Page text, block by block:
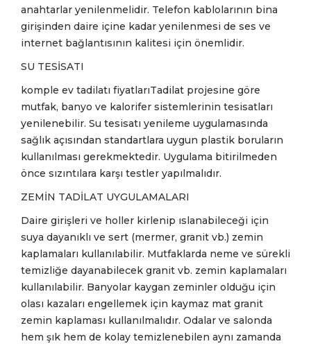
anahtarlar yenilenmelidir. Telefon kablolarının bina
girişinden daire içine kadar yenilenmesi de ses ve
internet bağlantısının kalitesi için önemlidir.
SU TESİSATI
komple ev tadilatı fiyatlarıTadilat projesine göre
mutfak, banyo ve kalorifer sistemlerinin tesisatları
yenilenebilir. Su tesisatı yenileme uygulamasında
sağlık açısından standartlara uygun plastik boruların
kullanılması gerekmektedir. Uygulama bitirilmeden
önce sızıntılara karşı testler yapılmalıdır.
ZEMİN TADİLAT UYGULAMALARI
Daire girişleri ve holler kirlenip ıslanabileceği için
suya dayanıklı ve sert (mermer, granit vb.) zemin
kaplamaları kullanılabilir. Mutfaklarda neme ve sürekli
temizliğe dayanabilecek granit vb. zemin kaplamaları
kullanılabilir. Banyolar kaygan zeminler olduğu için
olası kazaları engellemek için kaymaz mat granit
zemin kaplaması kullanılmalıdır. Odalar ve salonda
hem şık hem de kolay temizlenebilen aynı zamanda